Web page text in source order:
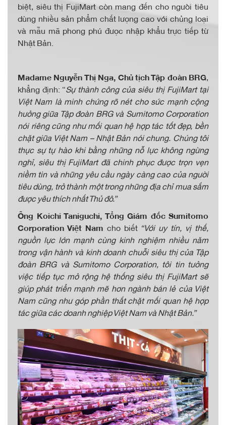
biệt, siêu thị FujiMart còn mang đến cho người tiêu
dùng nhiều sản phẩm chất lượng cao với chủng loại
và mẫu mã phong phú được nhập khẩu trực tiếp từ
Nhật Bản.
Madame Nguyễn Thị Nga, Chủ tịch Tập đoàn BRG,
khẳng định: “Sự thành công của siêu thị FujiMart tại
Việt Nam là minh chứng rõ nét cho sức mạnh cộng
hưởng giữa Tập đoàn BRG và Sumitomo Corporation
nói riêng cũng như mối quan hệ hợp tác tốt đẹp, bền
chặt giữa Việt Nam – Nhật Bản nói chung. Chúng tôi
thực sự tự hào khi bằng những nỗ lực không ngừng
nghỉ, siêu thị FujiMart đã chinh phục được trọn vẹn
niềm tin và những yêu cầu ngày càng cao của người
tiêu dùng, trở thành một trong những địa chỉ mua sắm
được yêu thích nhất Thủ đô.”
Ông Koichi Taniguchi, Tổng Giám đốc Sumitomo
Corporation Việt Nam cho biết“Với uy tín, vị thế,
nguồn lực lớn mạnh cùng kinh nghiệm nhiều năm
trong vận hành và kinh doanh chuỗi siêu thị của Tập
đoàn BRG và Sumitomo Corporation, tôi tin tưởng
việc tiếp tục mở rộng hệ thống siêu thị FujiMart sẽ
giúp phát triển mạnh mẽ hơn ngành bán lẻ của Việt
Nam cũng như góp phần thắt chặt mối quan hệ hợp
tác giữa các doanh nghiệp Việt Nam và Nhật Bản.”